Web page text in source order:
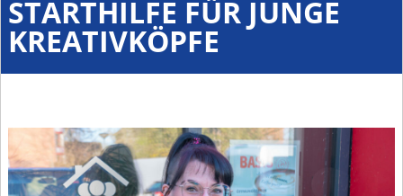
STARTHILFE FÜR JUNGE
KREATIVKÖPFE